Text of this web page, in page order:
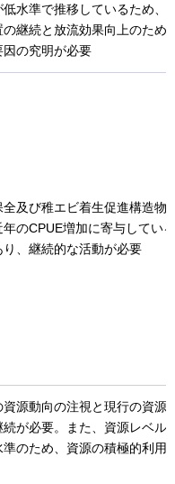
低水準で推移しているため、
の継続と放流効果向上のため
因の究明が必要
全及び稚エビ着生促進構造物
年のCPUE増加に寄与してい
り、継続的な活動が必要
資源動向の注視と現行の資源
続が必要。また、資源レベル
準のため、資源の積極的利用